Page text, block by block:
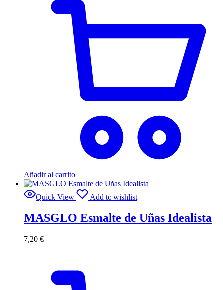
Añadir al carrito
Quick View Add to wishlist
MASGLO Esmalte de Uñas Idealista
7,20 €